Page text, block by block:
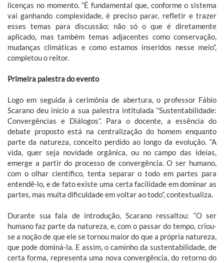
licenças no momento. “É fundamental que, conforme o sistema
vai ganhando complexidade, é preciso parar, refletir e trazer
esses temas para discussão; não só o que é diretamente
aplicado, mas também temas adjacentes como conservação,
mudanças climáticas e como estamos inseridos nesse meio”,
completou o reitor.
Primeira palestra do evento
Logo em seguida à cerimônia de abertura, o professor Fábio
Scarano deu início a sua palestra intitulada “Sustentabilidade:
Convergências e Diálogos”. Para o docente, a essência do
debate proposto está na centralização do homem enquanto
parte da natureza, conceito perdido ao longo da evolução. “A
vida, quer seja novidade orgânica, ou no campo das ideias,
emerge a partir do processo de convergência. O ser humano,
com o olhar científico, tenta separar o todo em partes para
entendê-lo, e de fato existe uma certa facilidade em dominar as
partes, mas muita dificuldade em voltar ao todo”, contextualiza.
Durante sua fala de introdução, Scarano ressaltou: “O ser
humano faz parte da natureza, e, com o passar do tempo, criou-
se a noção de que ele se tornou maior do que a própria natureza,
que pode dominá-la. E assim, o caminho da sustentabilidade, de
certa forma, representa uma nova convergência, do retorno do